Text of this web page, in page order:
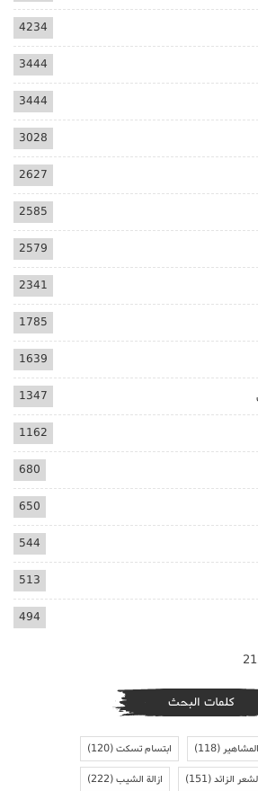
4234
3444
3444
3028
2627
2585
2579
2341
1785
1639
1347
1162
680
650
544
513
494
كلمات البحث
(118) ابتسام تسكت(120)
الزائد(151) ازالة الشيب(222)